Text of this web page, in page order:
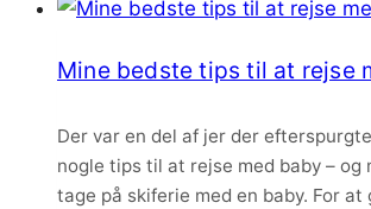
Mine bedste tips til at rejse
Der var en del af jer der
nogle tips til at rejse med baby – og
tage på skiferie med en baby. For